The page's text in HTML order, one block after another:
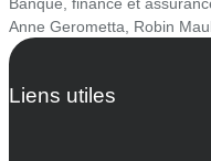
Anne Gerometta Robin
Liens utiles